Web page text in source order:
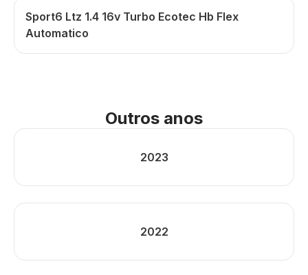
Sport6 Ltz 1.4 16v Turbo Ecotec Hb Flex
Automatico
Outros anos
2023
2022